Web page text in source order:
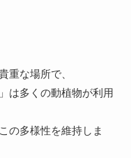
重な場所で、
は多くの動植物が利用
の多様性を維持しま